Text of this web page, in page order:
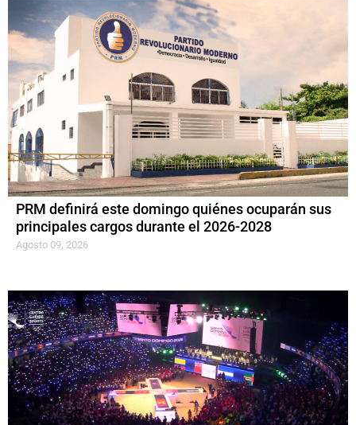
PRM definirá este domingo quiénes ocuparán sus
principales cargos durante el 2026-2028
Agosto 09, 2026